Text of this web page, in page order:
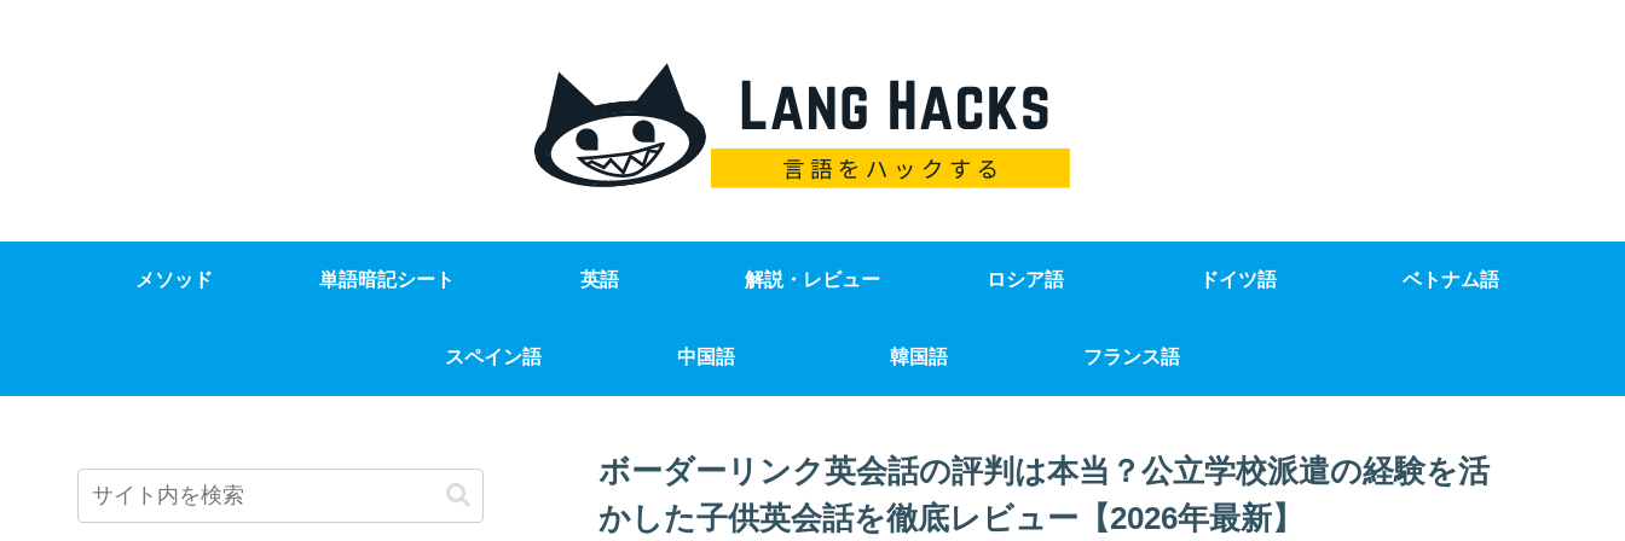
メソッド 単語暗記シート 英語 解説・レビュー ロシア語 ドイツ語 ベトナム語
スペイン語 中国語 韓国語 フランス語
ボーダーリンク英会話の評判は本当？公立学校派遣の経験を活
かした子供英会話を徹底レビュー【2026年最新】